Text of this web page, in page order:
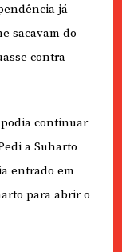
já
sacavam do
contra
continuar
a Suharto
entrado em
para abrir o